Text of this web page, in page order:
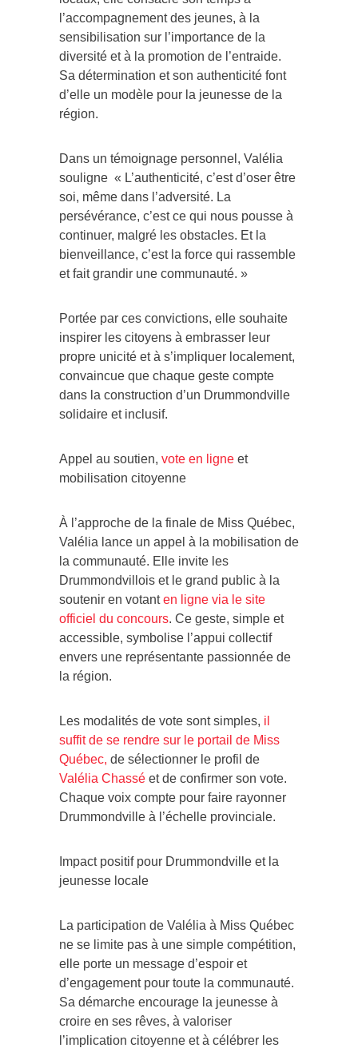
l’accompagnement des jeunes, à la
sensibilisation sur l’importance de la
diversité et à la promotion de l’entraide.
Sa détermination et son authenticité font
d’elle un modèle pour la jeunesse de la
région.
Dans un témoignage personnel, Valélia
souligne « L’authenticité, c’est d’oser être
soi, même dans l’adversité. La
persévérance, c’est ce qui nous pousse à
continuer, malgré les obstacles. Et la
bienveillance, c’est la force qui rassemble
et fait grandir une communauté. »
Portée par ces convictions, elle souhaite
inspirer les citoyens à embrasser leur
propre unicité et à s’impliquer localement,
convaincue que chaque geste compte
dans la construction d’un Drummondville
solidaire et inclusif.
Appel au soutien, vote en ligne et
mobilisation citoyenne
À l’approche de la finale de Miss Québec,
Valélia lance un appel à la mobilisation de
la communauté. Elle invite les
Drummondvillois et le grand public à la
soutenir en votanten ligne via le site
officiel du concours. Ce geste, simple et
accessible, symbolise l’appui collectif
envers une représentante passionnée de
la région.
Les modalités de vote sont simples, il
suffit de se rendre sur le portail de Miss
Québec, de sélectionner le profil de
Valélia Chassé et de confirmer son vote.
Chaque voix compte pour faire rayonner
Drummondville à l’échelle provinciale.
Impact positif pour Drummondville et la
jeunesse locale
La participation de Valélia à Miss Québec
ne se limite pas à une simple compétition,
elle porte un message d’espoir et
d’engagement pour toute la communauté.
Sa démarche encourage la jeunesse à
croire en ses rêves, à valoriser
l’implication citoyenne et à célébrer les